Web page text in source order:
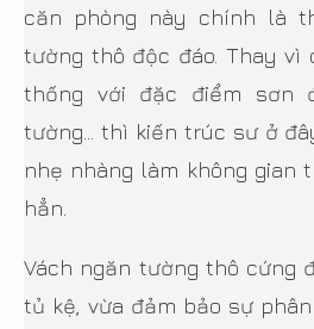
căn phòng này chính là
tường thô độc đáo. Thay
thống với đặc điểm sơn
tường… thì kiến trúc sư ở
nhẹ nhàng làm không gian
hẳn.
Vách ngăn tường thô cứng
tủ kệ, vừa đảm bảo sự